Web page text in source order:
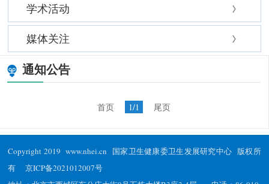
学术活动
媒体关注
通知公告
首页 1/1 尾页
Copyright 2019 www.nhei.cn 国家卫生健康委卫生发展研究中心 版权所
有京ICP备2021012007号